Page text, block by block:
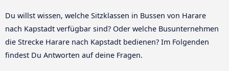
Du willst wissen, welche Sitzklassen in Bussen von Harare
nach Kapstadt verfügbar sind? Oder welche Busunternehmen
die Strecke Harare nach Kapstadt bedienen? Im Folgenden
findest Du Antworten auf deine Fragen.